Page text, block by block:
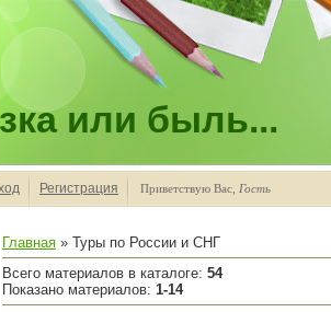
или быль...
Регистрация Приветствую Вас Гость
Главная » Туры по России и СНГ
Всего материалов в каталоге: 54
Показано материалов: 1-14